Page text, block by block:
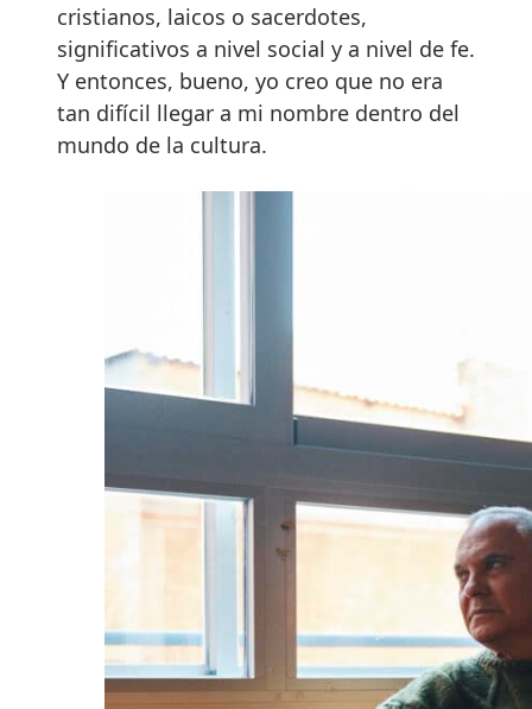
cristianos, laicos o sacerdotes,
significativos a nivel social y a nivel de fe.
Y entonces, bueno, yo creo que no era
tan difícil llegar a mi nombre dentro del
mundo de la cultura.